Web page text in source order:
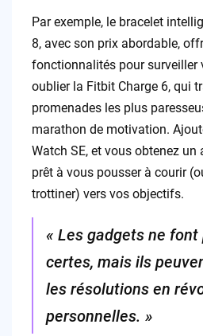
Par exemple, le bracelet
8, avec son prix abordable,
fonctionnalités pour surveiller
oublier la Fitbit Charge 6, qui
promenades les plus
marathon de motivation.
Watch SE, et vous obtenez
prêt à vous pousser à courir
trottiner) vers vos objectifs.
« Les gadgets ne font
certes, mais ils
les résolutions en
personnelles. »